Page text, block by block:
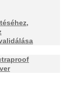
színek vagy
színeket a
alapvető
való
lehetővé az